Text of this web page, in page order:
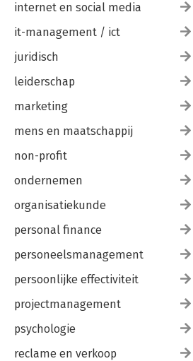
internet en social media
it-management / ict
juridisch
leiderschap
marketing
mens en maatschappij
non-profit
ondernemen
organisatiekunde
personal finance
personeelsmanagement
persoonlijke effectiviteit
projectmanagement
psychologie
reclame en verkoop